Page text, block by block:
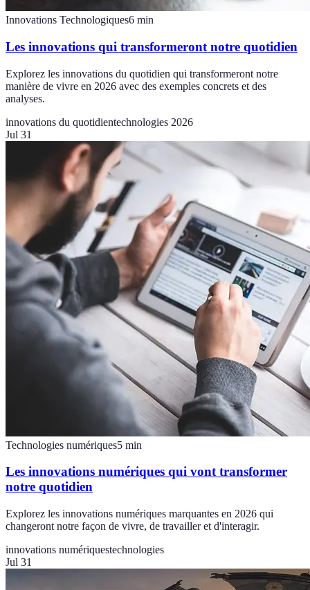
Innovations Technologiques6 min
Les innovations qui transformeront notre quotidien
Explorez les innovations du quotidien qui transformeront notre
manière de vivre en 2026 avec des exemples concrets et des
analyses.
innovations du quotidientechnologies 2026
Jul 31
Technologies numériques5 min
Les innovations numériques qui vont transformer
notre quotidien
Explorez les innovations numériques marquantes en 2026 qui
changeront notre façon de vivre, de travailler et d'interagir.
innovations numériquestechnologies
Jul 31